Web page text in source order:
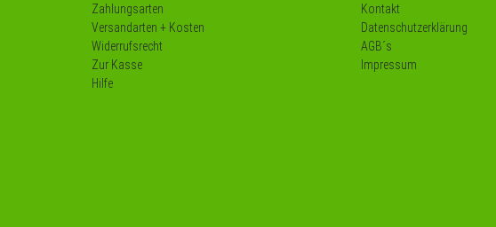
Zahlungsarten
Versandarten + Kosten
Widerrufsrecht
Zur Kasse
Hilfe
Kontakt
Datenschutzerklärung
AGB´s
Impressum